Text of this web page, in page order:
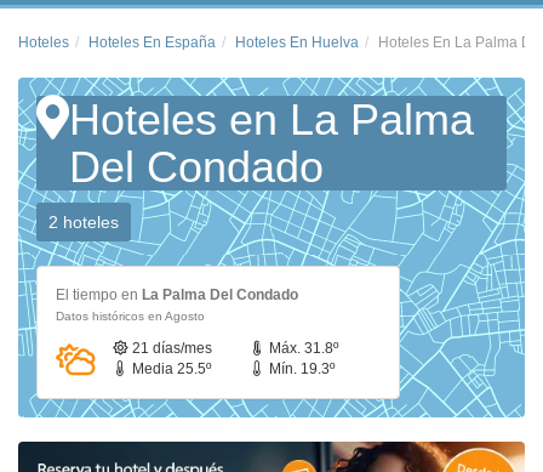
Hoteles Hoteles En España Hoteles En Huelva Hoteles En La Palma
Hoteles en La Palma
Del Condado
2 hoteles
El tiempo en La Palma Del Condado
Datos históricos en Agosto
21 días/mes
Máx. 31.8º
Media 25.5º
Mín. 19.3º